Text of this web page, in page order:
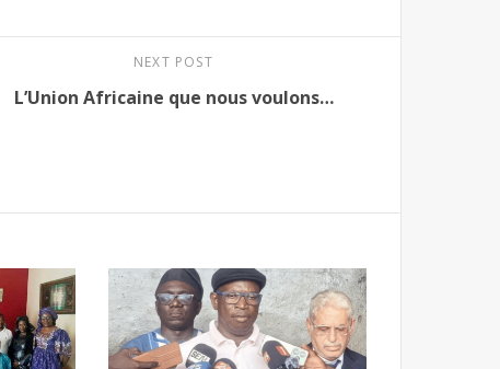
NEXT POST
L’Union Africaine que nous voulons…